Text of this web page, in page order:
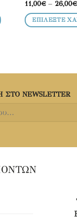
11,00€ – 26,00€
ΕΠΙΛΈΞΤΕ
προϊόν
έχει
επιλεγούν
σελίδα
προϊόντος
ΣΤΟ NEWSLETTER